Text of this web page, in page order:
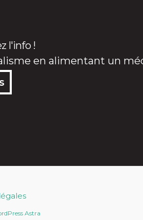
l'info !
en alimentant un
Astra